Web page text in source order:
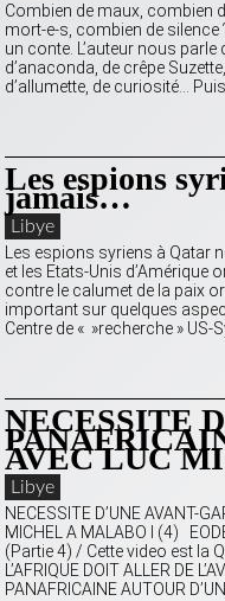
Combien de maux, combien
mort-e-s, combien de
un conte. L’auteur nous
d’anaconda, de crêpe
d’allumette, de curiosité…
Les espions
jamais…
Libye
Les espions syriens à Qatar
et les Etats-Unis d’Amérique
contre le calumet de la paix
important sur quelques
Centre de « »recherche » US-
NECESSITE
AVEC LUC
Libye
NECESSITE D’UNE AVANT-
MICHEL A MALABO I (4)
(Partie 4) / Cette video est la
L’AFRIQUE DOIT ALLER DE
PANAFRICAINE AUTOUR